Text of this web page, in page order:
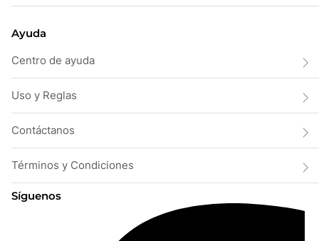
Ayuda
Centro de ayuda
Uso y Reglas
Contáctanos
Términos y Condiciones
Síguenos